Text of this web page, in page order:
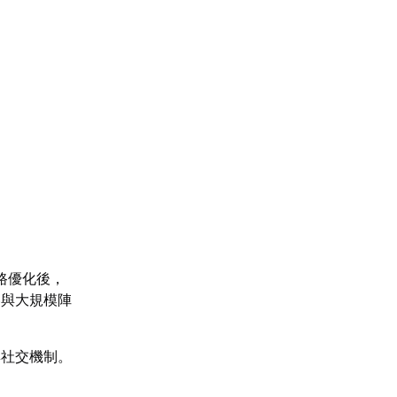
優化後，
大規模陣
交機制。